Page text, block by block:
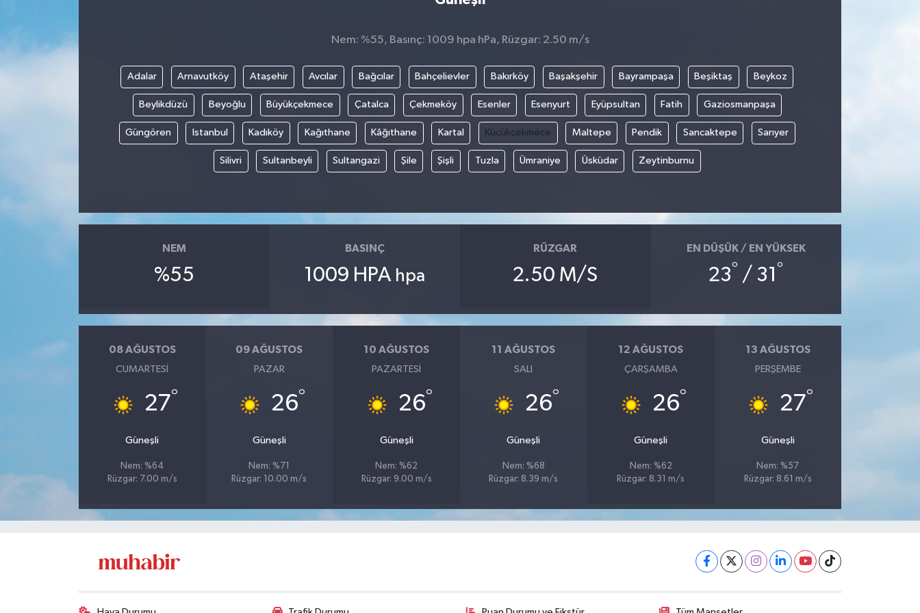
Nem: %55, Basınç: 1009 hpa hPa, Rüzgar: 2.50 m/s
Adalar Arnavutköy Ataşehir Avcılar Bağcılar Bahçelievler Bakırköy Başakşehir Bayrampaşa Beşiktaş Beykoz
Beylikdüzü Beyoğlu Büyükçekmece Çatalca Çekmeköy Esenler Esenyurt Eyüpsultan Fatih Gaziosmanpaşa
Güngören Istanbul Kadıköy Kağıthane Kâğıthane Kartal Küçükçekmece Maltepe Pendik Sancaktepe Sarıyer
Silivri Sultanbeyli Sultangazi Şile Şişli Tuzla Ümraniye Üsküdar Zeytinburnu
NEM
%55
BASINÇ
1009 HPA hpa
RÜZGAR
2.50 M/S
EN DÜŞÜK / EN YÜKSEK
23° / 31 °
08 AĞUSTOS
CUMARTESI
27°
Güneşli
Nem: %64
Rüzgar: 7.00 m/s
09 AĞUSTOS
PAZAR
26°
Güneşli
Nem: %71
Rüzgar: 10.00 m/s
10 AĞUSTOS
PAZARTESI
26°
Güneşli
Nem: %62
Rüzgar: 9.00 m/s
11 AĞUSTOS
SALI
26°
Güneşli
Nem: %68
Rüzgar: 8.39 m/s
12 AĞUSTOS
ÇARŞAMBA
26°
Güneşli
Nem: %62
Rüzgar: 8.31 m/s
13 AĞUSTOS
PERŞEMBE
27°
Güneşli
Nem: %57
Rüzgar: 8.61 m/s